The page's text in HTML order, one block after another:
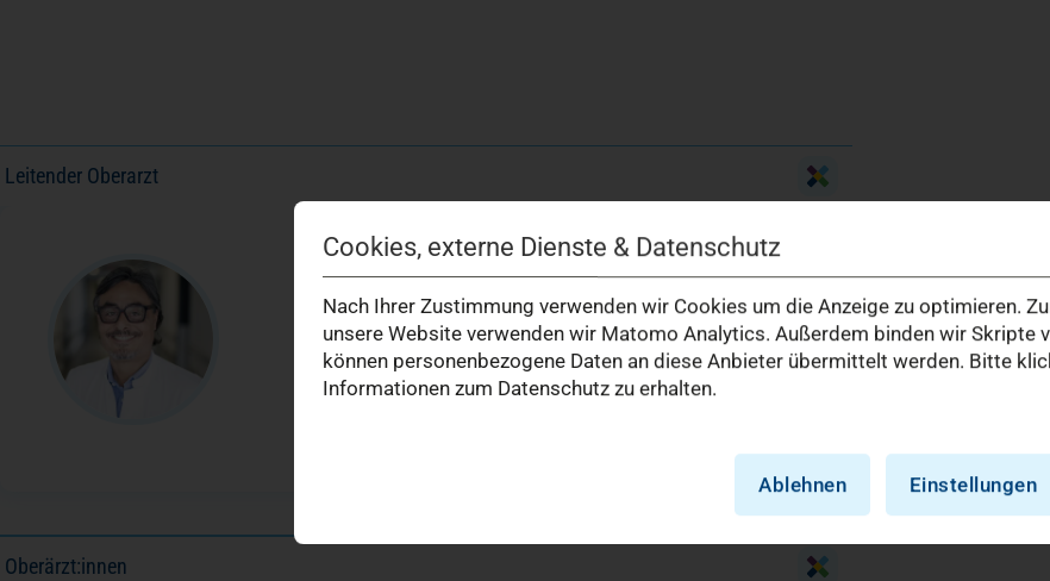
Leitender Oberarzt
Leitender Oberarzt
Facharzt für Innere Medizin, Hämatologie, Internistische Onkologie
Leitender Oberarzt
Oberärzt:innen
Cookies, externe Dienste & Datenschutz
Nach Ihrer Zustimmung verwenden wir Cookies um die Anzeige zu optimieren.
unsere Website verwenden wir Matomo Analytics. Außerdem binden wir Skripte
können personenbezogene Daten an diese Anbieter übermittelt werden. Bitte
Informationen zum Datenschutz zu erhalten.
Ablehnen Einstellungen